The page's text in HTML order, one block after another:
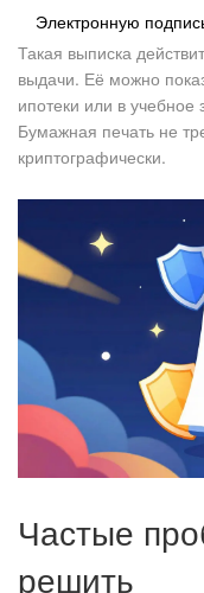
Электронную
Такая выписка
выдачи. Её можно
ипотеки или в
Бумажная печать не
криптографически.
Частые
решить